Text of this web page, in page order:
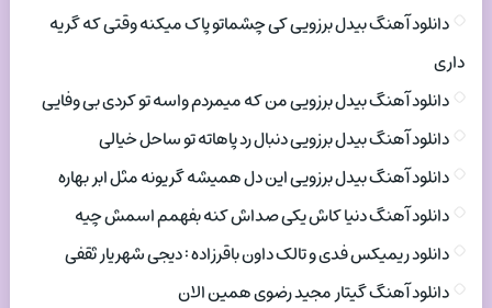
دانلود آهنگ بیدل برزویی کی چشماتو پاک میکنه وقتی که گریه
داری
دانلود آهنگ بیدل برزویی من که میمردم واسه تو کردی بی وفایی
دانلود آهنگ بیدل برزویی دنبال رد پاهاته تو ساحل خیالی
دانلود آهنگ بیدل برزویی این دل همیشه گریونه مثل ابر بهاره
دانلود آهنگ دنیا کاش یکی صداش کنه بفهمم اسمش چیه
دانلود ریمیکس فدی و تالک داون باقرزاده : دیجی شهریار ثقفی
دانلود آهنگ گیتار مجید رضوی همین الان